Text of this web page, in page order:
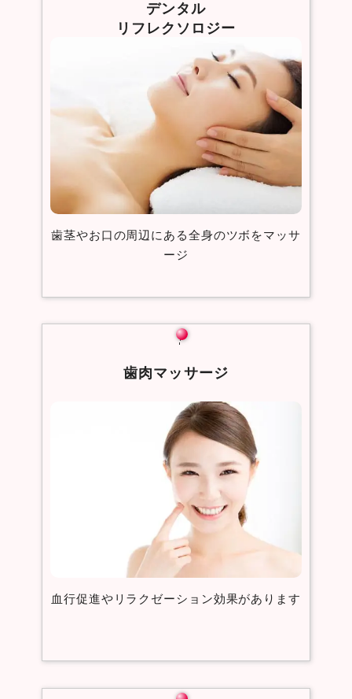
デンタル
リフレクソロジー
歯茎やお口の周辺にある全身のツボをマッサ
ージ
歯肉マッサージ
血行促進やリラクゼーション効果があります